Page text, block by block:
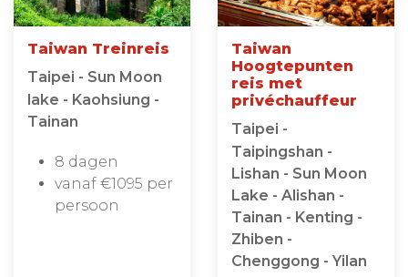
Taiwan Treinreis
Taipei - Sun Moon
lake - Kaohsiung -
Tainan
8 dagen
vanaf €1095 per
persoon
Taiwan
Hoogtepunten
reis met
privéchauffeur
Taipei -
Taipingshan -
Lishan - Sun Moon
Lake - Alishan -
Tainan - Kenting -
Zhiben -
Chenggong - Yilan